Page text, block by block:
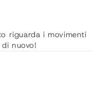
riguarda i movimenti
nuovo!